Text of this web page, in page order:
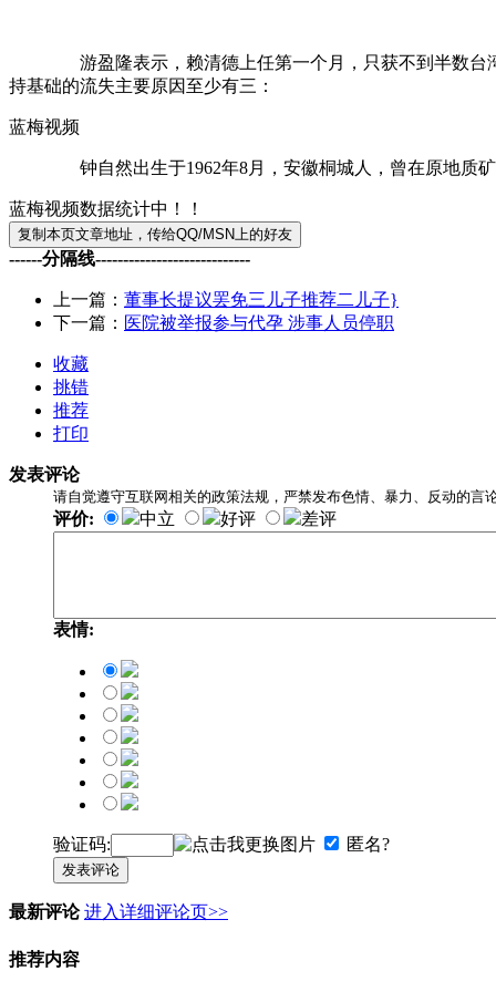
游盈隆表示，赖清德上任第一个月，只获不到半数台湾民
持基础的流失主要原因至少有三：
蓝梅视频
钟自然出生于1962年8月，安徽桐城人，曾在原地质矿产
蓝梅视频数据统计中！！
------分隔线----------------------------
上一篇： 董事长提议罢免三儿子推荐二儿子}
下一篇： 医院被举报参与代孕 涉事人员停职
收藏
挑错
推荐
打印
发表评论
请自觉遵守互联网相关的政策法规，严禁发布色情、暴力、反动的言
评价: 中立 好评 差评
表情:
验证码: 匿名?
发表评论
最新评论 进入详细评论页>>
推荐内容